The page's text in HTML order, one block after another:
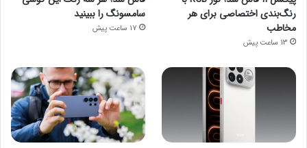
رنگ‌بندی اختصاصی برای هر
مخاطب
13 ساعت پیش
سامسونگ را ببینید
17 ساعت پیش